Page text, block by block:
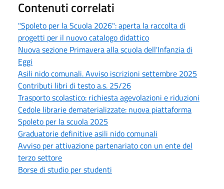
Contenuti correlati
"Spoleto per la Scuola 2026": aperta la raccolta di
progetti per il nuovo catalogo didattico
Nuova sezione Primavera alla scuola dell'Infanzia di
Eggi
Asili nido comunali. Avviso iscrizioni settembre 2025
Contributi libri di testo a.s. 25/26
Trasporto scolastico: richiesta agevolazioni e riduzioni
Cedole librarie dematerializzate: nuova piattaforma
Spoleto per la scuola 2025
Graduatorie definitive asili nido comunali
Avviso per attivazione partenariato con un ente del
terzo settore
Borse di studio per studenti